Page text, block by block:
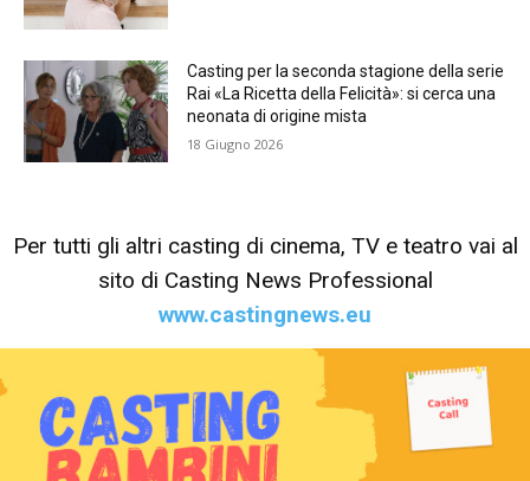
Casting per la seconda stagione della serie
Rai «La Ricetta della Felicità»: si cerca una
neonata di origine mista
18 Giugno 2026
Per tutti gli altri casting di cinema, TV e teatro vai al
sito di Casting News Professional
www.castingnews.eu